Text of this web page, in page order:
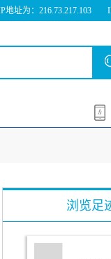
地址为：216.73.217.103
浏览足